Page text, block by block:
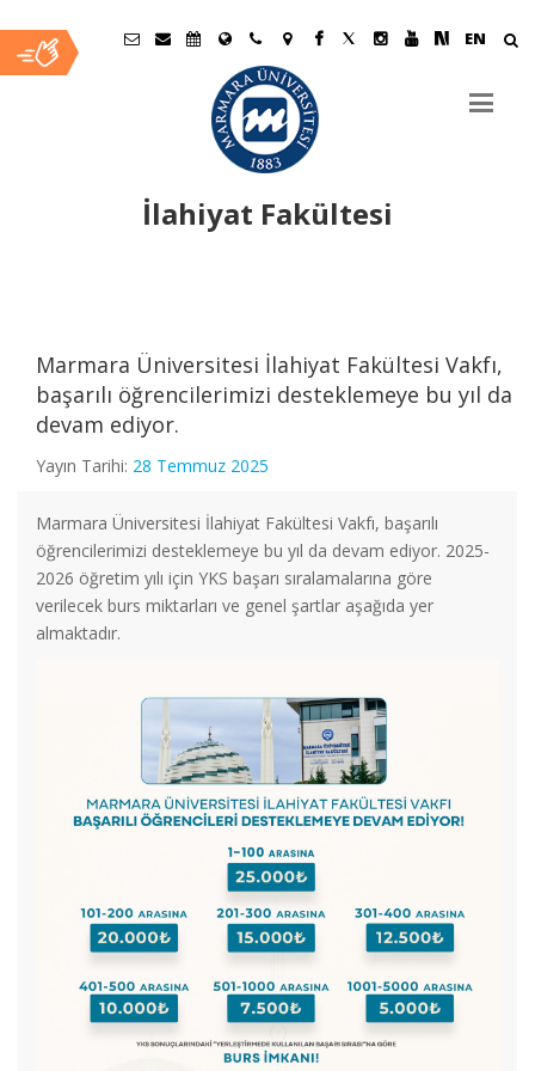
EN
İlahiyat Fakültesi
İçerikMarmara Üniversitesi İlahiyat Fakültesi Vakfı,
başarılı öğrencilerimizi desteklemeye bu yıl da
devam ediyor.
Yayın Tarihi: 28 Temmuz 2025
Marmara Üniversitesi İlahiyat Fakültesi Vakfı, başarılı
öğrencilerimizi desteklemeye bu yıl da devam ediyor. 2025-
2026 öğretim yılı için YKS başarı sıralamalarına göre
verilecek burs miktarları ve genel şartlar aşağıda yer
almaktadır.
Marmara Üniversitesi İlahiyat Fakültesi Futbol Turnuvası